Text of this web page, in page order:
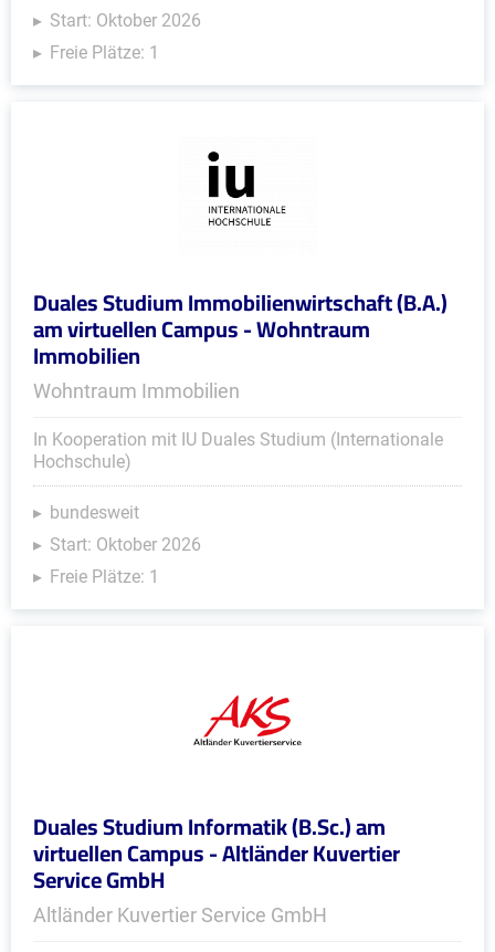
Start: Oktober 2026
Freie Plätze: 1
Duales Studium Immobilienwirtschaft (B.A.)
am virtuellen Campus - Wohntraum
Immobilien
Wohntraum Immobilien
In Kooperation mit IU Duales Studium (Internationale
Hochschule)
bundesweit
Start: Oktober 2026
Freie Plätze: 1
Duales Studium Informatik (B.Sc.) am
virtuellen Campus - Altländer Kuvertier
Service GmbH
Altländer Kuvertier Service GmbH